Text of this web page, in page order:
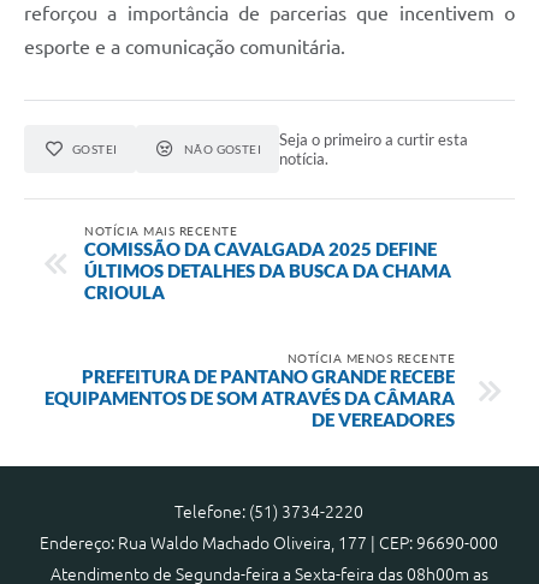
reforçou a importância de parcerias que incentivem o
esporte e a comunicação comunitária.
GOSTEI NÃO GOSTEI
Seja o primeiro a curtir esta
notícia.
NOTÍCIA MAIS RECENTE
COMISSÃO DA CAVALGADA 2025 DEFINE
ÚLTIMOS DETALHES DA BUSCA DA CHAMA
CRIOULA
NOTÍCIA MENOS RECENTE
PREFEITURA DE PANTANO GRANDE RECEBE
EQUIPAMENTOS DE SOM ATRAVÉS DA CÂMARA
DE VEREADORES
Telefone: (51) 3734-2220
Endereço: Rua Waldo Machado Oliveira, 177 | CEP: 96690-000
Atendimento de Segunda-feira a Sexta-feira das 08h00m as